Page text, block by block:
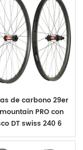
de carbono 29er
PRO con
DT swiss 240 6